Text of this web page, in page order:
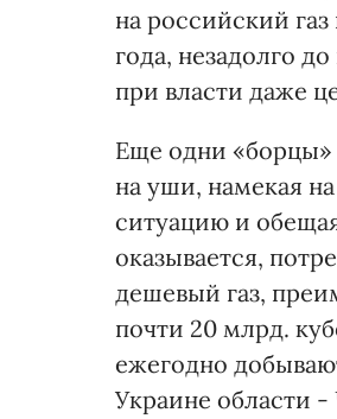
на российский
года, незадолго
при власти даже
Еще одни «борцы»
на уши, намекая
ситуацию и
оказывается,
дешевый газ,
почти 20 млрд.
ежегодно
Украине области